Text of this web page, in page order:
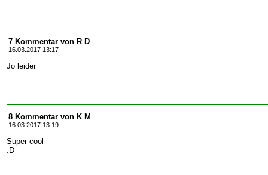
7 Kommentar von R D
16.03.2017 13:17
Jo leider
8 Kommentar von K M
16.03.2017 13:19
Super cool
:D